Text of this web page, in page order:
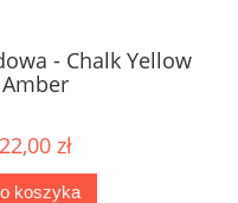
- Chalk Yellow
Amber
22,00 zł
koszyka